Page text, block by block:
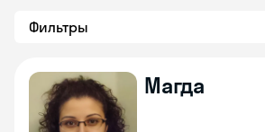
Фильтры
Магда